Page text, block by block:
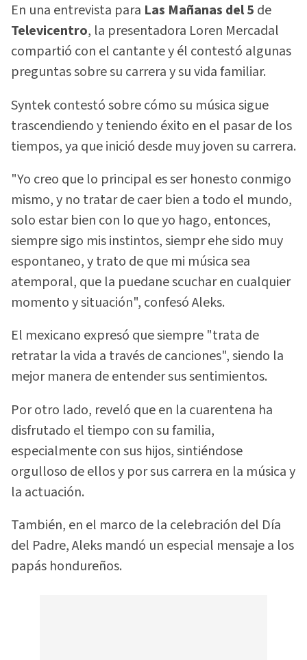
En una entrevista para Las Mañanas del 5 de
Televicentro, la presentadora Loren Mercadal
compartió con el cantante y él contestó algunas
preguntas sobre su carrera y su vida familiar.
Syntek contestó sobre cómo su música sigue
trascendiendo y teniendo éxito en el pasar de los
tiempos, ya que inició desde muy joven su carrera.
"Yo creo que lo principal es ser honesto conmigo
mismo, y no tratar de caer bien a todo el mundo,
solo estar bien con lo que yo hago, entonces,
siempre sigo mis instintos, siempr ehe sido muy
espontaneo, y trato de que mi música sea
atemporal, que la puedane scuchar en cualquier
momento y situación", confesó Aleks.
El mexicano expresó que siempre "trata de
retratar la vida a través de canciones", siendo la
mejor manera de entender sus sentimientos.
Por otro lado, reveló que en la cuarentena ha
disfrutado el tiempo con su familia,
especialmente con sus hijos, sintiéndose
orgulloso de ellos y por sus carrera en la música y
la actuación.
También, en el marco de la celebración del Día
del Padre, Aleks mandó un especial mensaje a los
papás hondureños.